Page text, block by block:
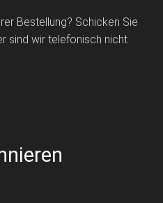
Bestellung? Schicken Sie
sind wir telefonisch nicht